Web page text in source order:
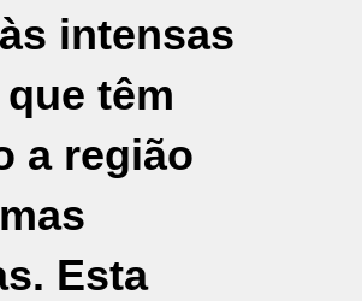
intensas
têm
a região
Esta